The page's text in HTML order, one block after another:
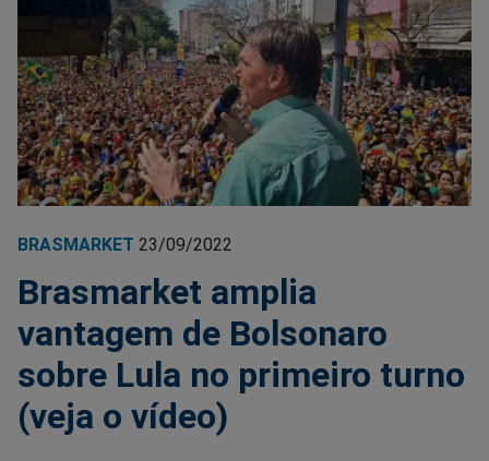
BRASMARKET 23/09/2022
Brasmarket amplia
vantagem de Bolsonaro
sobre Lula no primeiro turno
(veja o vídeo)